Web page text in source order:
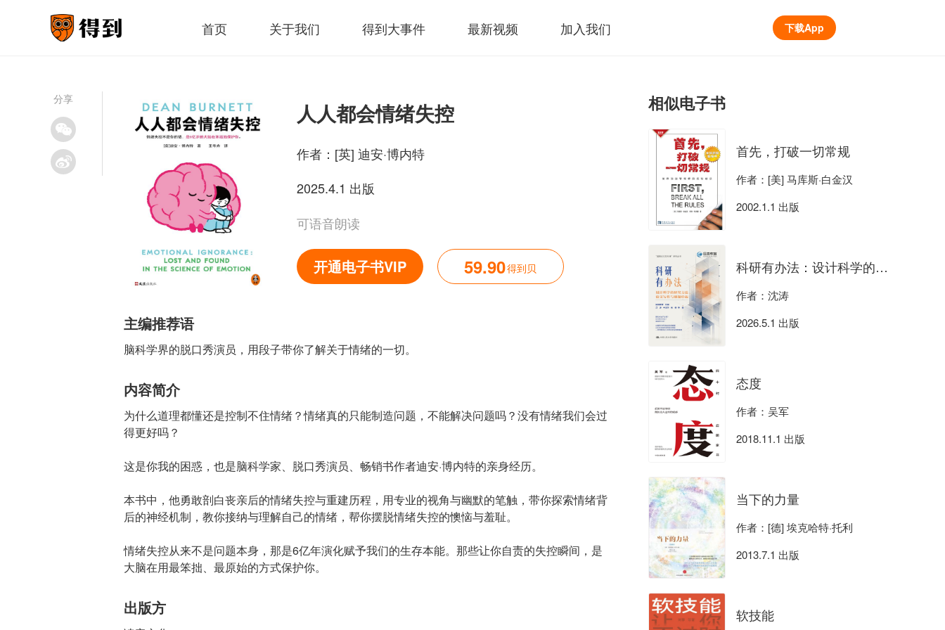
首页 关于我们 得到大事件 最新视频 加入我们 下载App
分享
人人都会情绪失控
作者： [英] 迪安·博内特
2025.4.1 出版
可语音朗读
开通电子书VIP 59.90得到贝
主编推荐语
脑科学界的脱口秀演员，用段子带你了解关于情绪的一切。
内容简介
为什么道理都懂还是控制不住情绪？情绪真的只能制造问题，不能解决问题吗？没有情绪我们会过
得更好吗？
这是你我的困惑，也是脑科学家、脱口秀演员、畅销书作者迪安·博内特的亲身经历。
本书中，他勇敢剖白丧亲后的情绪失控与重建历程，用专业的视角与幽默的笔触，带你探索情绪背
后的神经机制，教你接纳与理解自己的情绪，帮你摆脱情绪失控的懊恼与羞耻。
情绪失控从来不是问题本身，那是6亿年演化赋予我们的生存本能。那些让你自责的失控瞬间，是
大脑在用最笨拙、最原始的方式保护你。
出版方
相似电子书
首先，打破一切常规
作者：[美] 马库斯·白金汉
2002.1.1 出版
科研有办法：设计科学的研究方法、论文写作与课题申报
作者：沈涛
2026.5.1 出版
态度
作者：吴军
2018.11.1 出版
当下的力量
作者：[德] 埃克哈特·托利
2013.7.1 出版
软技能